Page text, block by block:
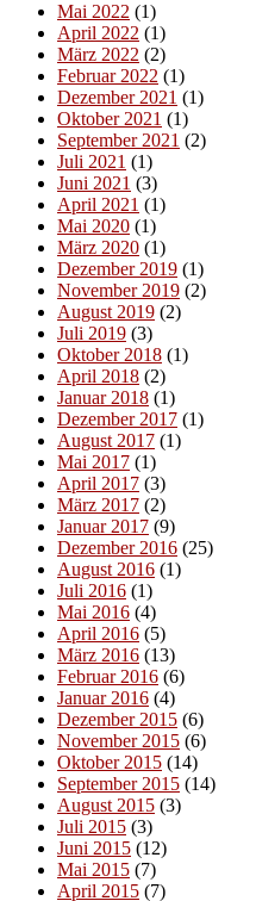
Mai 2022 (1)
April 2022 (1)
März 2022 (2)
Februar 2022 (1)
Dezember 2021 (1)
Oktober 2021 (1)
September 2021 (2)
Juli 2021 (1)
Juni 2021 (3)
April 2021 (1)
Mai 2020 (1)
März 2020 (1)
Dezember 2019 (1)
November 2019 (2)
August 2019 (2)
Juli 2019 (3)
Oktober 2018 (1)
April 2018 (2)
Januar 2018 (1)
Dezember 2017 (1)
August 2017 (1)
Mai 2017 (1)
April 2017 (3)
März 2017 (2)
Januar 2017 (9)
Dezember 2016 (25)
August 2016 (1)
Juli 2016 (1)
Mai 2016 (4)
April 2016 (5)
März 2016 (13)
Februar 2016 (6)
Januar 2016 (4)
Dezember 2015 (6)
November 2015 (6)
Oktober 2015 (14)
September 2015 (14)
August 2015 (3)
Juli 2015 (3)
Juni 2015 (12)
Mai 2015 (7)
April 2015 (7)